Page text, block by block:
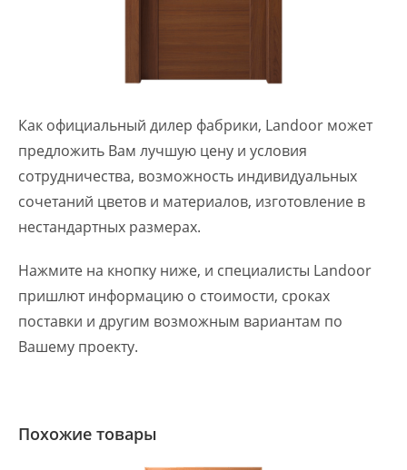
Как официальный дилер фабрики, Landoor может
предложить Вам лучшую цену и условия
сотрудничества, возможность индивидуальных
сочетаний цветов и материалов, изготовление в
нестандартных размерах.
Нажмите на кнопку ниже, и специалисты Landoor
пришлют информацию о стоимости, сроках
поставки и другим возможным вариантам по
Вашему проекту.
Похожие товары